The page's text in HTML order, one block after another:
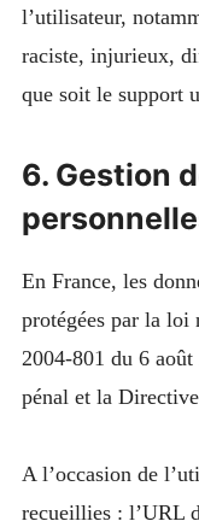
l’utilisateur,
raciste, injurieux,
que soit le support
6. Gestion
En France, les
protégées par la
2004-801 du 6
pénal et la
A l’occasion de
recueillies : l’URL